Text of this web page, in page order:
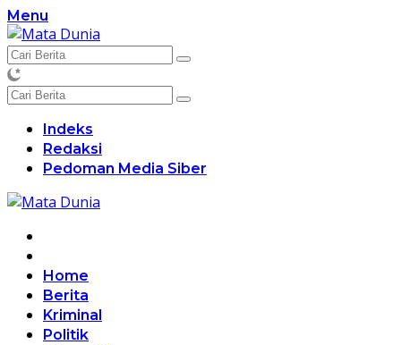
Langsung
ke
konten
Menu
Indeks
Redaksi
Pedoman Media Siber
Home
Berita
Kriminal
Politik